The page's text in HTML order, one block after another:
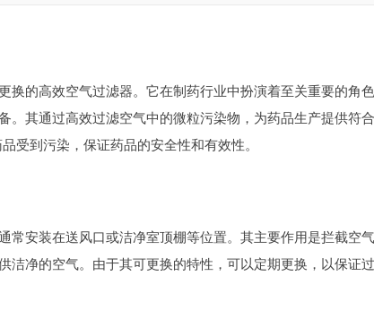
换的高效空气过滤器。它在制药行业中扮演着至关重要的角
。其通过高效过滤空气中的微粒污染物，为药品生产提供符合
受到污染，保证药品的安全性和有效性。
常安装在送风口或洁净室顶棚等位置。其主要作用是拦截空
洁净的空气。由于其可更换的特性，可以定期更换，以保证